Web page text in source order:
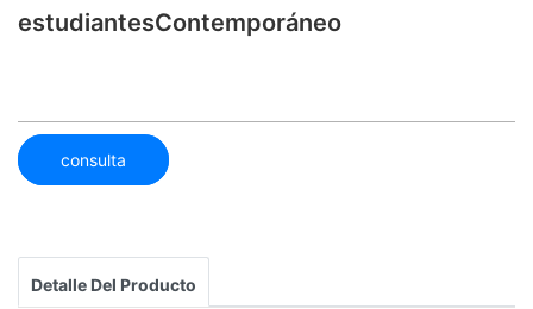
estudiantesContemporáneo
consulta
Detalle Del Producto